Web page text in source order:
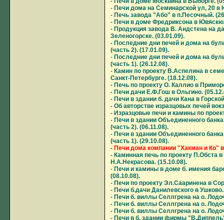
- Печи дома на Семинарской ул, 20 в
- Печь завода "Або" в п.Песочный.
- Печи в доме Фредриксона в
- Продукция завода В. Андстена на
Зеленогорске. (03.01.09).
- Последние дни печей и дома на
(часть 2). (17.01.09).
- Последние дни печей и дома на
(часть 1). (26.12.08).
- Камин по проекту В.Аспелина в
Санкт-Петербурге. (18.12.08).
- Печь по проекту О. Каллио в
- Печи дачи Е.Ф.Гош в Ольгино.
- Печи в здании б. дачи Кана в
- Об авторстве изразцовых печей
- Изразцовые печи и камины по
- Печи в здании Объединенного
(часть 2). (06.11.08).
- Печи в здании Объединенного
(часть 1). (29.10.08).
- Печи дома компании "Хакман и Ко"
- Каминная печь по проекту П.Обста
Н.А.Некрасова. (15.10.08).
- Печи и камины в доме б. имения
(08.10.08).
- Печи по проекту Эл.Сааринена в
- Печи б.дачи Данилевского в
- Печи б. виллы Селлгрена на о.
- Печи б. виллы Селлгрена на о.
- Печи б. виллы Селлгрена на о.
- Печи в б. здании фирмы